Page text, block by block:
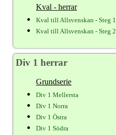
Kval - herrar
Kval till Allsvenskan - Steg 1
Kval till Allsvenskan - Steg 2
Div 1 herrar
Grundserie
Div 1 Mellersta
Div 1 Norra
Div 1 Östra
Div 1 Södra